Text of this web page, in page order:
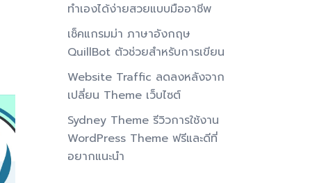
ทำเองได้ง่ายสวยแบบมืออาชีพ
เช็คแกรมม่า ภาษาอังกฤษ
QuillBot ตัวช่วยสำหรับการเขียน
Website Traffic ลดลงหลังจาก
เปลี่ยน Theme เว็บไซต์
Sydney Theme รีวิวการใช้งาน
WordPress Theme ฟรีและดีที่
อยากแนะนำ